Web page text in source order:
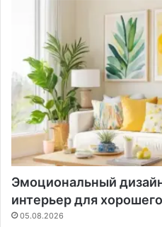
Эмоциональный
интерьер для
05.08.2026